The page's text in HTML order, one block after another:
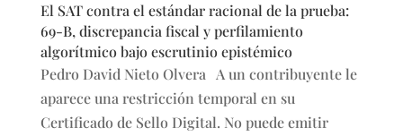
El SAT contra el estándar racional de la prueba:
69-B, discrepancia fiscal y perfilamiento
algorítmico bajo escrutinio epistémico
Pedro David Nieto Olvera A un contribuyente le
aparece una restricción temporal en su
Certificado de Sello Digital. No puede emitir